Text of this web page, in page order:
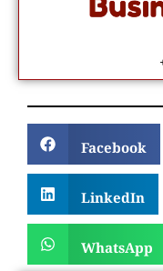
Facebook
LinkedIn
WhatsApp